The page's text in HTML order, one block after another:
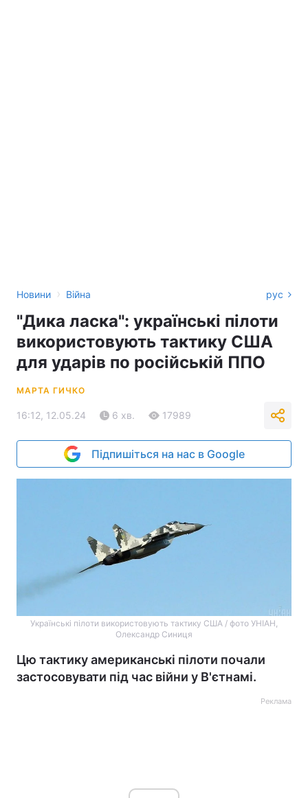
Новини › Війна рус
"Дика ласка": українські пілоти
використовують тактику США
для ударів по російській ППО
МАРТА ГИЧКО
16:12, 12.05.24 6 хв. 17989
Підпишіться на нас в Google
Українські пілоти використовують тактику США / фото УНІАН,
Олександр Синиця
Цю тактику американські пілоти почали
застосовувати під час війни у В'єтнамі.
Реклама